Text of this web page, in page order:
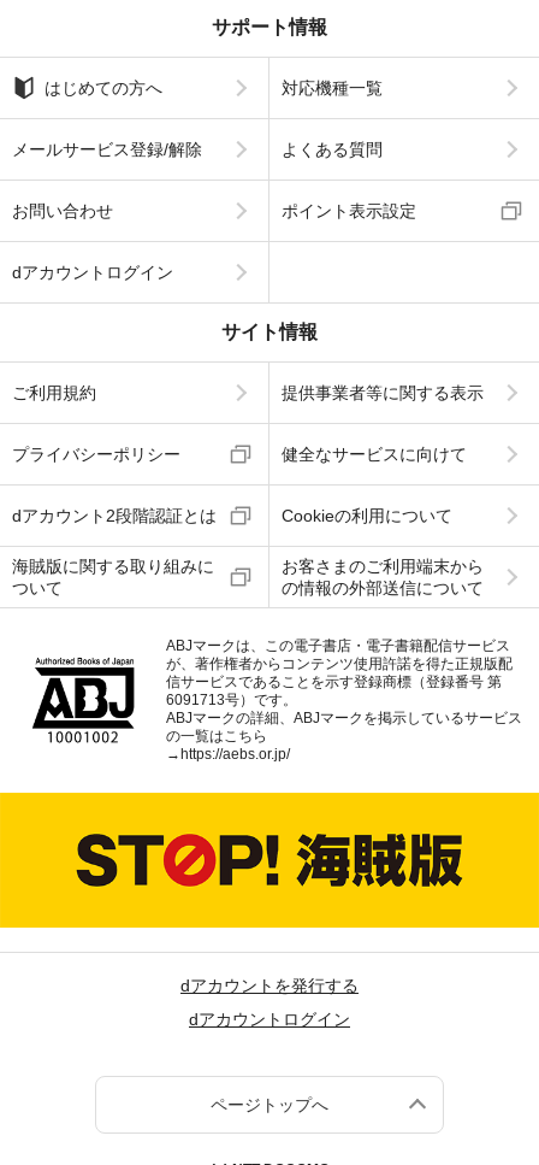
サポート情報
はじめての方へ 対応機種一覧
メールサービス登録/解除 よくある質問
お問い合わせ ポイント表示設定
dアカウントログイン
サイト情報
ご利用規約 提供事業者等に関する表示
プライバシーポリシー 健全なサービスに向けて
dアカウント2段階認証とは Cookieの利用について
海賊版に関する取り組みに
ついて
お客さまのご利用端末から
の情報の外部送信について
ABJマークは、この電子書店・電子書籍配信サービス
が、著作権者からコンテンツ使用許諾を得た正規版配
信サービスであることを示す登録商標（登録番号 第
6091713号）です。
ABJマークの詳細、ABJマークを掲示しているサービス
の一覧はこちら
→ https://aebs.or.jp/
dアカウントを発行する
dアカウントログイン
ページトップへ